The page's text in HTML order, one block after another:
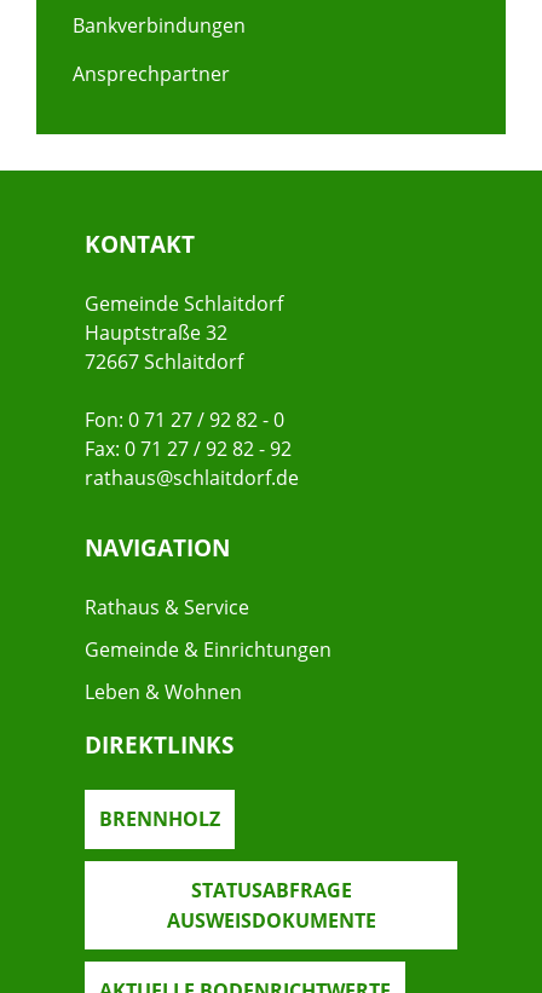
Bankverbindungen
Ansprechpartner
KONTAKT
Gemeinde Schlaitdorf
Hauptstraße 32
72667 Schlaitdorf
Fon: 0 71 27 / 92 82 - 0
Fax: 0 71 27 / 92 82 - 92
rathaus@schlaitdorf.de
NAVIGATION
Rathaus & Service
Gemeinde & Einrichtungen
Leben & Wohnen
DIREKTLINKS
BRENNHOLZ
STATUSABFRAGE
AUSWEISDOKUMENTE